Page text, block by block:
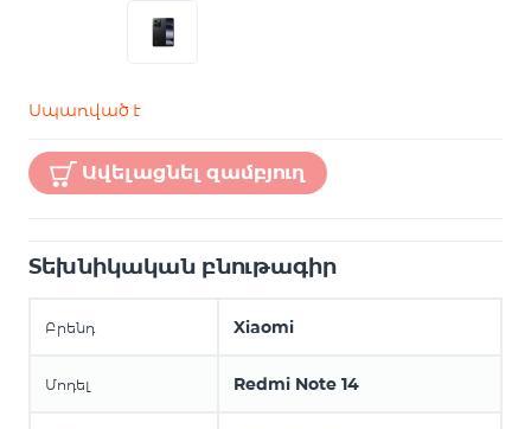
Սպառված է
Ավելացնել զամբյուղ
Տեխնիկական բնութագիր
Բրենդ Xiaomi
Մոդել Redmi Note 14